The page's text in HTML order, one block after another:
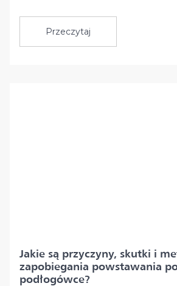
Przeczytaj
Jakie są przyczyny, skutki i
zapobiegania powstawania
podłogówce?